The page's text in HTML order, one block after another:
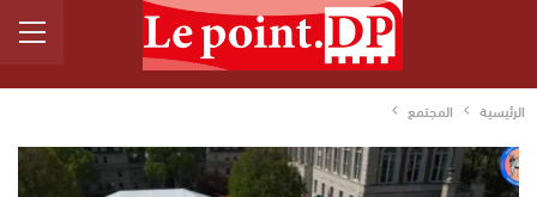
الرئيسية المجتمع